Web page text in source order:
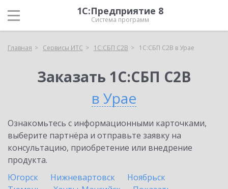
1С:Предприятие 8
Система программ
Главная Сервисы ИТС 1С:СБП C2B 1С:СБП C2B в Урае
Заказать 1С:СБП C2B
в Урае
Ознакомьтесь с информационными карточками,
выберите партнёра и отправьте заявку на
консультацию, приобретение или внедрение
продукта.
Югорск
Нижневартовск
Ноябрьск